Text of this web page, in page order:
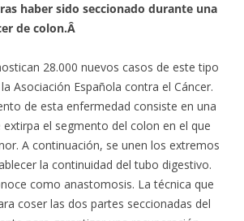
haber sido seccionado durante una
de colon.Â
28.000 nuevos casos de este tipo
Asociación Española contra el Cáncer.
de esta enfermedad consiste en una
extirpa el segmento del colon en el que
A continuación, se unen los extremos
la continuidad del tubo digestivo.
como anastomosis. La técnica que
coser las dos partes seccionadas del